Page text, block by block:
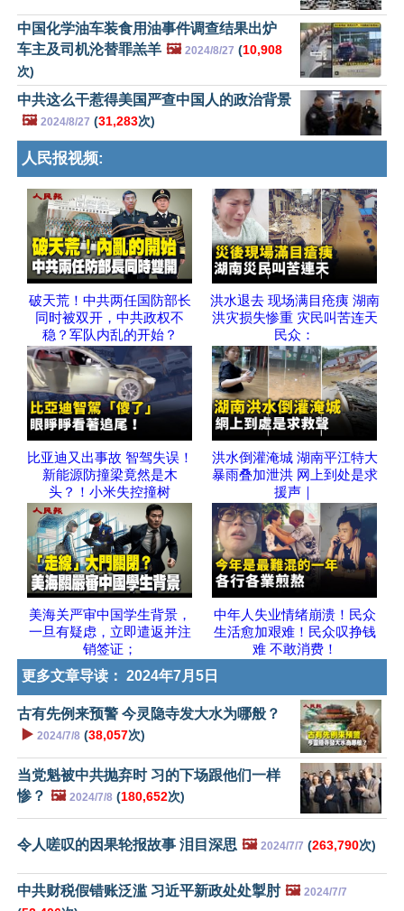
中国化学油车装食用油事件调查结果出炉
车主及司机沦替罪羔羊 🖼️ 2024/8/27 (10,908
次)
中共这么干惹得美国严查中国人的政治背景
🖼️ 2024/8/27 (31,283次)
人民报视频:
破天荒！中共两任国防部长
同时被双开，中共政权不
稳？军队内乱的开始？
洪水退去 现场满目疮痍 湖南
洪灾损失惨重 灾民叫苦连天
民众：
比亚迪又出事故 智驾失误！
新能源防撞梁竟然是木
头？！小米失控撞树
洪水倒灌淹城 湖南平江特大
暴雨叠加泄洪 网上到处是求
援声｜
美海关严审中国学生背景，
一旦有疑虑，立即遣返并注
销签证；
中年人失业情绪崩溃！民众
生活愈加艰难！民众叹挣钱
难 不敢消费！
更多文章导读： 2024年7月5日
古有先例来预警 今灵隐寺发大水为哪般？
▶️ 2024/7/8 (38,057次)
当党魁被中共抛弃时 习的下场跟他们一样
惨？ 🖼️ 2024/7/8 (180,652次)
令人嗟叹的因果轮报故事 泪目深思 🖼️ 2024/7/7 (263,790次)
中共财税假错账泛滥 习近平新政处处掣肘 🖼️ 2024/7/7